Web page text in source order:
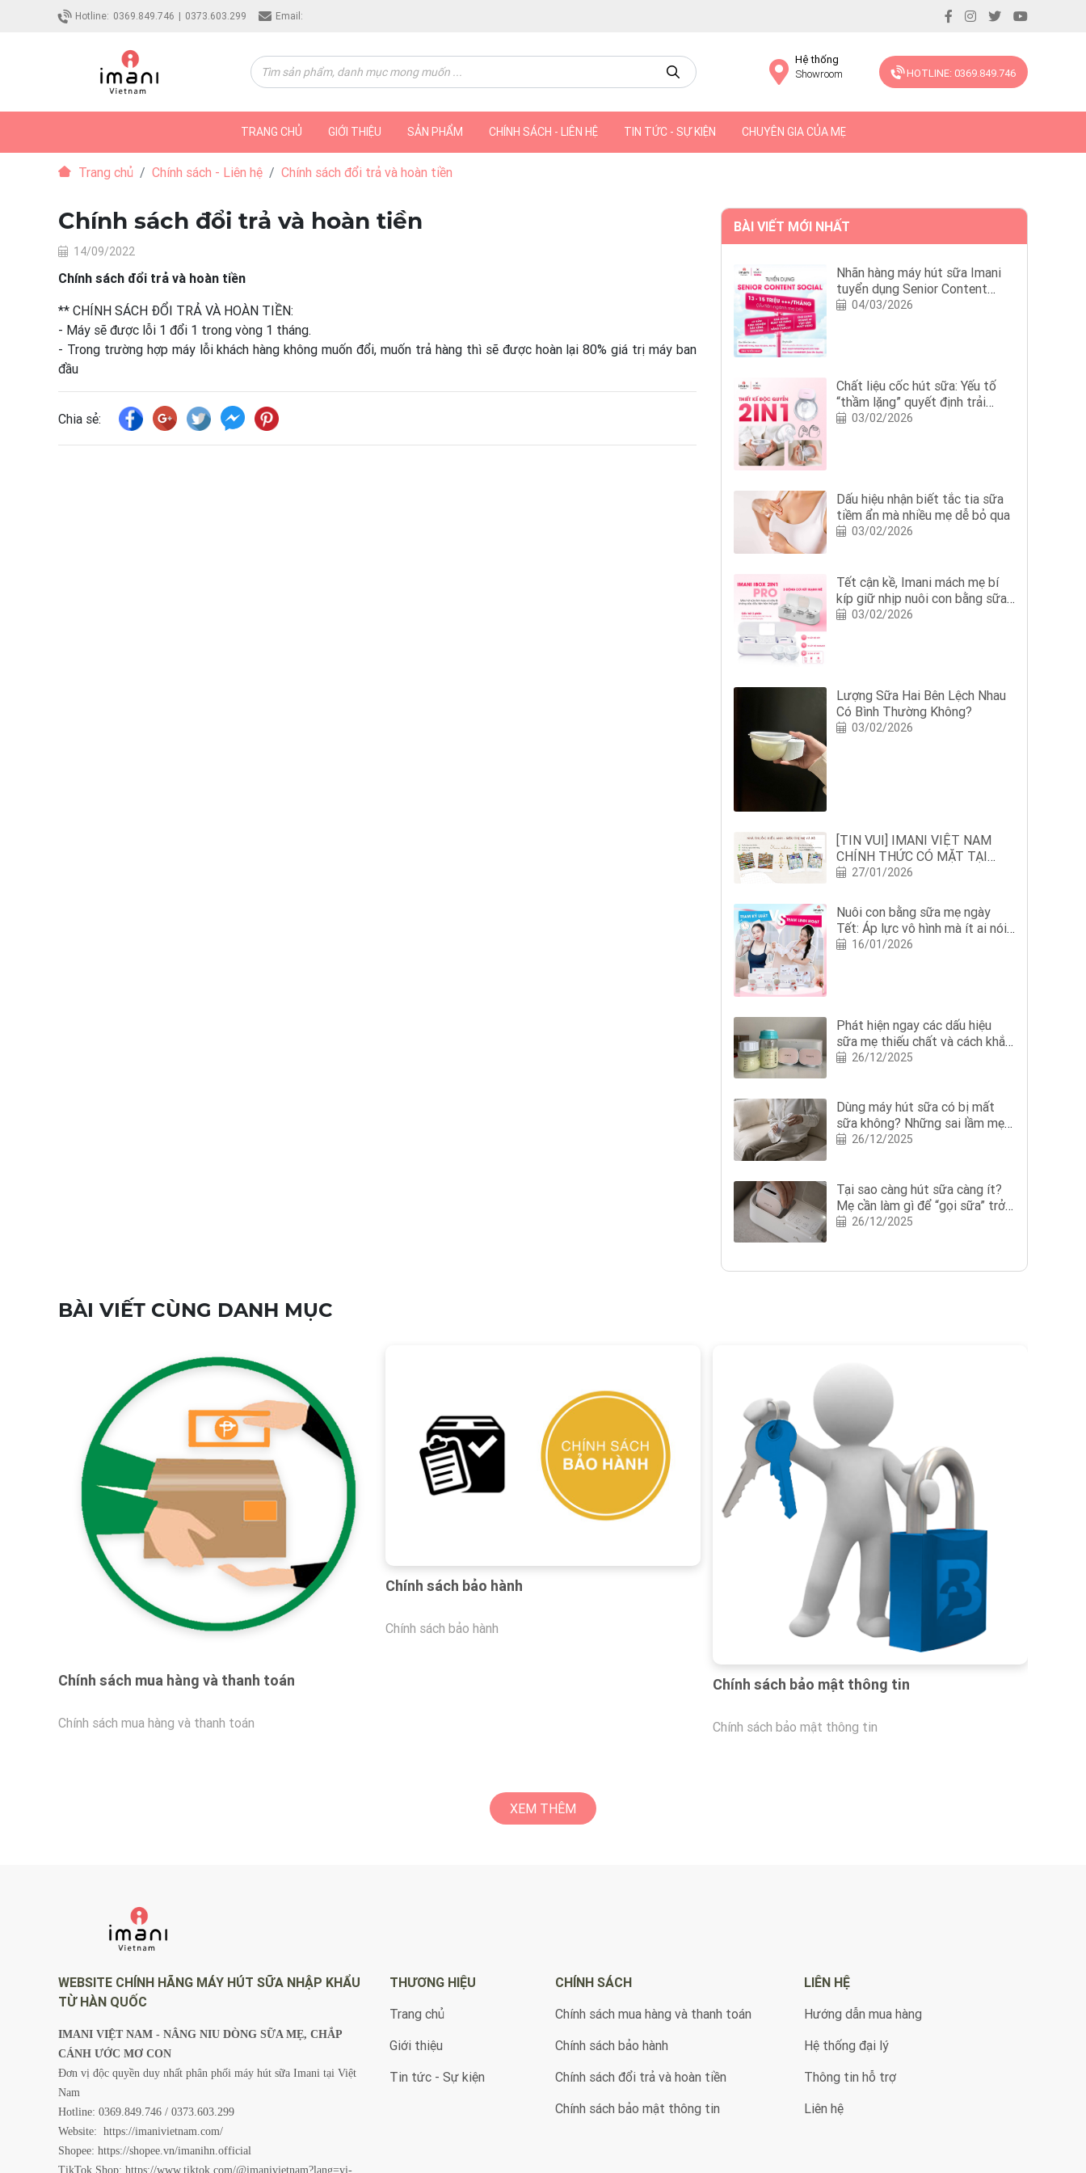
Hotline: 0369.849.746 | 0373.603.299 Email:
Hệ thống
Showroom
HOTLINE: 0369.849.746
TRANG CHỦ GIỚI THIỆU SẢN PHẨM CHÍNH SÁCH - LIÊN HỆ TIN TỨC - SỰ KIỆN CHUYÊN GIA CỦA MẸ
Trang chủ Chính sách - Liên hệ Chính sách đổi trả và hoàn tiền
Chính sách đổi trả và hoàn tiền
14/09/2022
Chính sách đổi trả và hoàn tiền
** CHÍNH SÁCH ĐỔI TRẢ VÀ HOÀN TIỀN:
- Máy sẽ được lỗi 1 đổi 1 trong vòng 1 tháng.
- Trong trường hợp máy lỗi khách hàng không muốn đổi, muốn trả hàng thì sẽ được hoàn lại 80% giá trị máy ban
đầu
Chia sẻ:
BÀI VIẾT MỚI NHẤT
Nhãn hàng máy hút sữa Imani
tuyển dụng Senior Content
Social
04/03/2026
Chất liệu cốc hút sữa: Yếu tố
“thầm lặng” quyết định trải
nghiệm hút sữa của mẹ
03/02/2026
Dấu hiệu nhận biết tắc tia sữa
tiềm ẩn mà nhiều mẹ dễ bỏ qua
03/02/2026
Tết cận kề, Imani mách mẹ bí
kíp giữ nhịp nuôi con bằng sữa
mẹ với Imani iBox 2in1 Pro
03/02/2026
Lượng Sữa Hai Bên Lệch Nhau
Có Bình Thường Không?
03/02/2026
[TIN VUI] IMANI VIỆT NAM
CHÍNH THỨC CÓ MẶT TẠI
NHÀ THUỐC HIẾU ANH: MẸ
NUÔI CON BẰNG SỮA MẸ
27/01/2026
Nuôi con bằng sữa mẹ ngày
Tết: Áp lực vô hình mà ít ai nói
với mẹ
16/01/2026
Phát hiện ngay các dấu hiệu
sữa mẹ thiếu chất và cách khắc
phục?26/12/2025
Dùng máy hút sữa có bị mất
sữa không? Những sai lầm mẹ
nên tránh khi dùng máy hút sữa
26/12/2025
Tại sao càng hút sữa càng ít?
Mẹ cần làm gì để “gọi sữa” trở
lại?26/12/2025
BÀI VIẾT CÙNG DANH MỤC
Chính sách mua hàng và thanh toán
Chính sách mua hàng và thanh toán
Chính sách bảo hành
Chính sách bảo hành
Chính sách bảo mật thông tin
Chính sách bảo mật thông tin
XEM THÊM
WEBSITE CHÍNH HÃNG MÁY HÚT SỮA NHẬP KHẨU
TỪ HÀN QUỐC
IMANI VIỆT NAM - NÂNG NIU DÒNG SỮA MẸ, CHẮP
CÁNH ƯỚC MƠ CON
Đơn vị độc quyền duy nhất phân phối máy hút sữa Imani tại Việt
Nam
Hotline: 0369.849.746 / 0373.603.299
Website: https://imanivietnam.com/
Shopee: https://shopee.vn/imanihn.official
TikTok Shop: https://www.tiktok.com/@imanivietnam?lang=vi-
THƯƠNG HIỆU
Trang chủ
Giới thiệu
Tin tức - Sự kiện
CHÍNH SÁCH
Chính sách mua hàng và thanh toán
Chính sách bảo hành
Chính sách đổi trả và hoàn tiền
Chính sách bảo mật thông tin
LIÊN HỆ
Hướng dẫn mua hàng
Hệ thống đại lý
Thông tin hỗ trợ
Liên hệ